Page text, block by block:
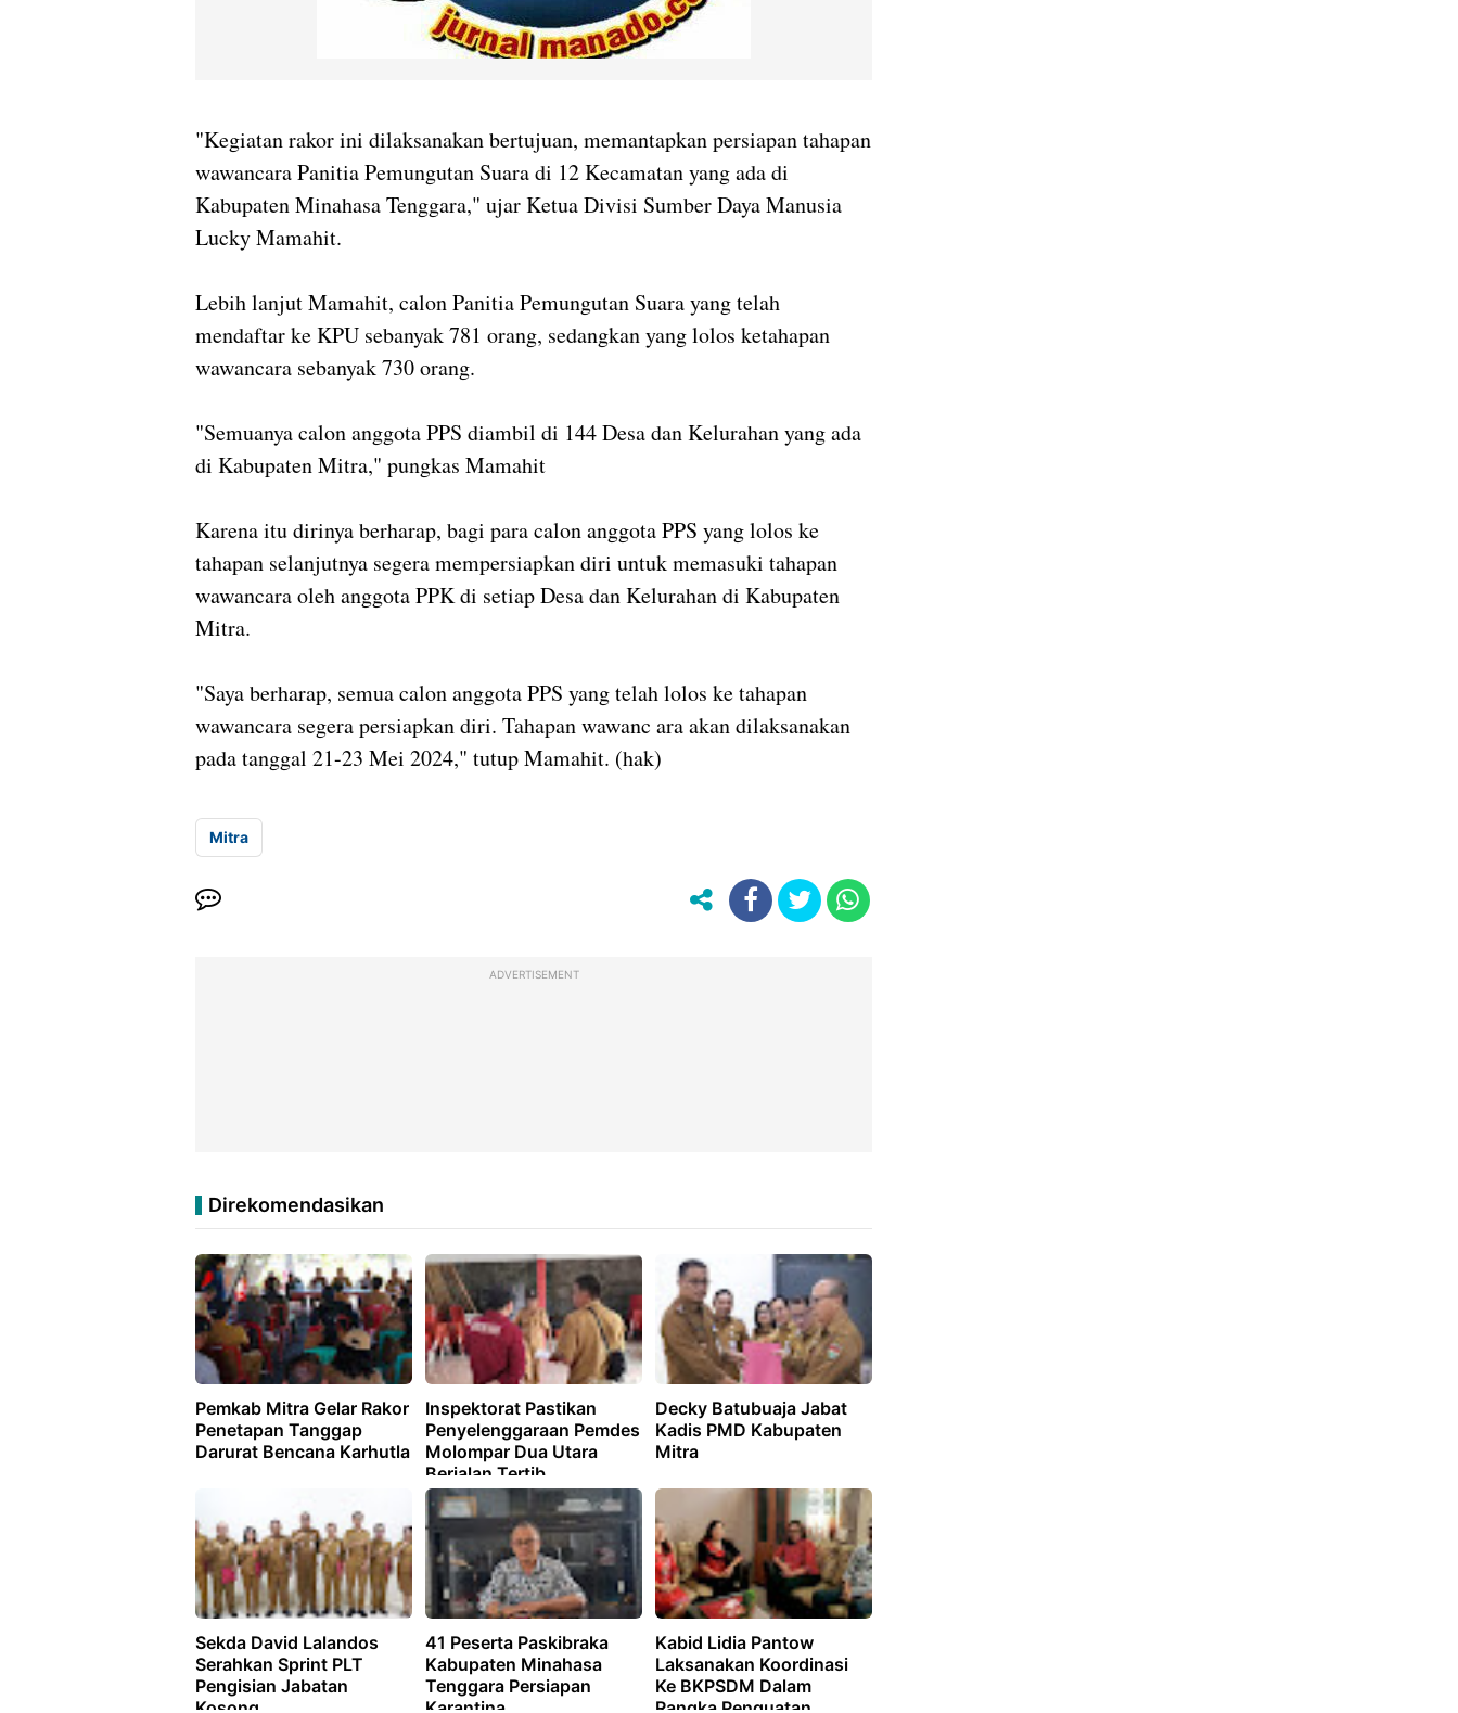
"Kegiatan rakor ini dilaksanakan bertujuan, memantapkan persiapan tahapan
wawancara Panitia Pemungutan Suara di 12 Kecamatan yang ada di
Kabupaten Minahasa Tenggara," ujar Ketua Divisi Sumber Daya Manusia
Lucky Mamahit.
Lebih lanjut Mamahit, calon Panitia Pemungutan Suara yang telah
mendaftar ke KPU sebanyak 781 orang, sedangkan yang lolos ketahapan
wawancara sebanyak 730 orang.
"Semuanya calon anggota PPS diambil di 144 Desa dan Kelurahan yang ada
di Kabupaten Mitra," pungkas Mamahit
Karena itu dirinya berharap, bagi para calon anggota PPS yang lolos ke
tahapan selanjutnya segera mempersiapkan diri untuk memasuki tahapan
wawancara oleh anggota PPK di setiap Desa dan Kelurahan di Kabupaten
Mitra.
"Saya berharap, semua calon anggota PPS yang telah lolos ke tahapan
wawancara segera persiapkan diri. Tahapan wawanc ara akan dilaksanakan
pada tanggal 21-23 Mei 2024," tutup Mamahit. (hak)
Mitra
ADVERTISEMENT
Direkomendasikan
Pemkab Mitra Gelar Rakor
Penetapan Tanggap
Darurat Bencana Karhutla
Inspektorat Pastikan
Penyelenggaraan Pemdes
Molompar Dua Utara
Berjalan Tertib,
Transparansi, dan
Akuntabilitas
Decky Batubuaja Jabat
Kadis PMD Kabupaten
Mitra
Sekda David Lalandos
Serahkan Sprint PLT
Pengisian Jabatan
Kosong
41 Peserta Paskibraka
Kabupaten Minahasa
Tenggara Persiapan
Karantina
Kabid Lidia Pantow
Laksanakan Koordinasi
Ke BKPSDM Dalam
Rangka Penguatan